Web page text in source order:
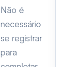
Não é
necessário
se registrar
para